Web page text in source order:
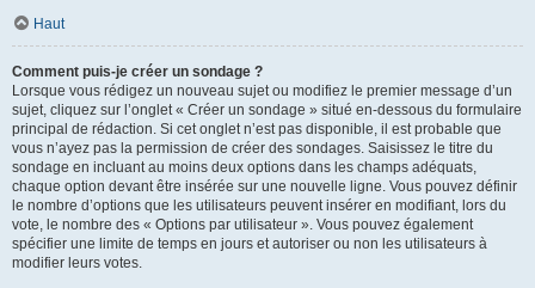
Haut
Comment puis-je créer un sondage ?
Lorsque vous rédigez un nouveau sujet ou modifiez le premier message d’un
sujet, cliquez sur l’onglet « Créer un sondage » situé en-dessous du formulaire
principal de rédaction. Si cet onglet n’est pas disponible, il est probable que
vous n’ayez pas la permission de créer des sondages. Saisissez le titre du
sondage en incluant au moins deux options dans les champs adéquats,
chaque option devant être insérée sur une nouvelle ligne. Vous pouvez définir
le nombre d’options que les utilisateurs peuvent insérer en modifiant, lors du
vote, le nombre des « Options par utilisateur ». Vous pouvez également
spécifier une limite de temps en jours et autoriser ou non les utilisateurs à
modifier leurs votes.